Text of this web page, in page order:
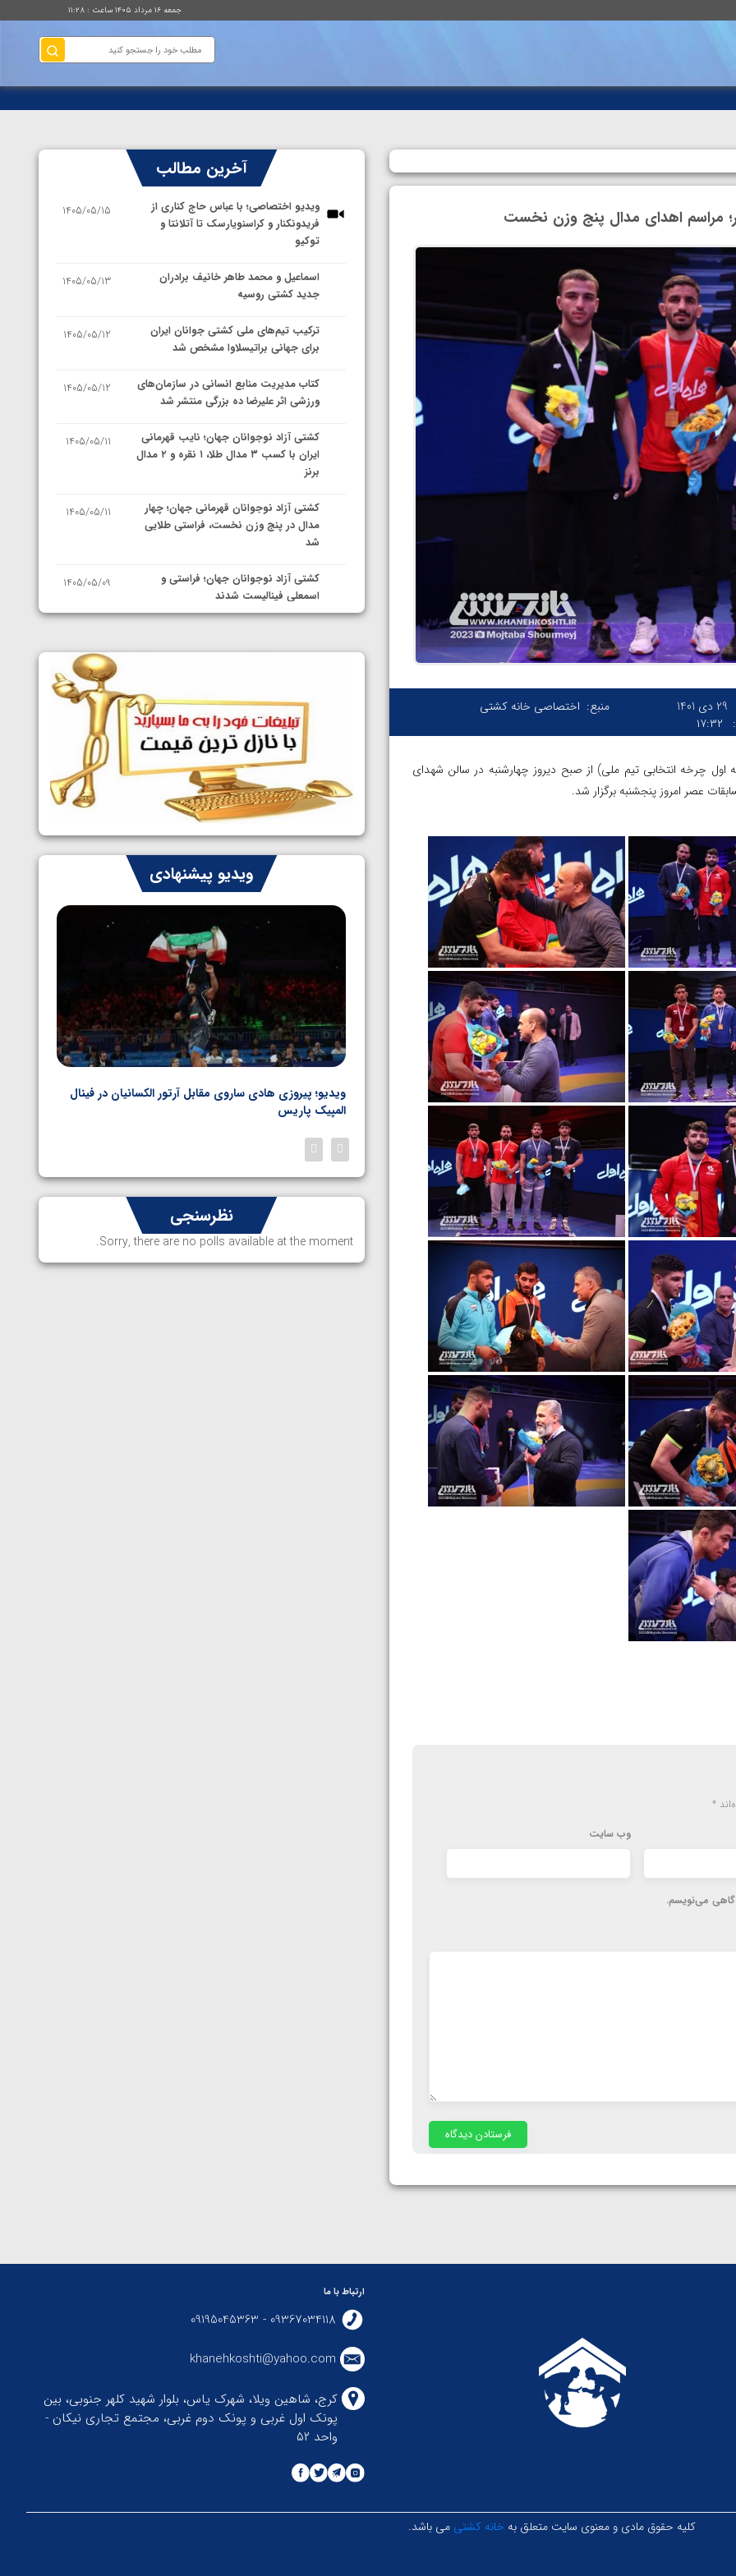
جمعه ۱۶ مرداد ۱۴۰۵ ساعت : ۱۱:۲۸
مراسم اهدای مدال پنج وزن نخست
29 دی 1401
۱۷:۳۲
منبع: اختصاصی خانه کشتی
اول چرخه انتخابی تیم ملی) از صبح دیروز چهارشنبه در سالن شهدای
عصر امروز پنجشنبه برگزار شد.
*
وب‌ سایت
می‌نویسم.
آخرین مطالب
ویدیو اختصاصی؛ با عباس حاج کناری از
فریدونکنار و کراسنویارسک تا آتلانتا و
توکیو
1405/05/15
اسماعیل و محمد طاهر خانیف برادران
جدید کشتی روسیه
1405/05/13
ترکیب تیم‌های ملی کشتی جوانان ایران
برای جهانی براتیسلاوا مشخص شد
1405/05/12
کتاب مدیریت منابع انسانی در سازمان‌های
ورزشی اثر علیرضا ده بزرگی منتشر شد
1405/05/12
کشتی آزاد نوجوانان جهان؛ نایب قهرمانی
ایران با کسب ۳ مدال طلا، ۱ نقره و ۲ مدال
برنز
1405/05/11
کشتی آزاد نوجوانان قهرمانی جهان؛ چهار
مدال در پنج وزن نخست، فراستی طلایی
شد
1405/05/11
کشتی آزاد نوجوانان جهان؛ فراستی و
اسمعلی فینالیست شدند
1405/05/09
نمایندگان ایران مشخص شدند
سوم برای ایران
1405/05/07
ایران چشم به راه چهار مدال در پنج وزن
دوم کشتی فرنگی نوجوانان جهان
1405/05/06
ویدیو پیشنهادی
از
ویدیو؛ صعود حسن یزدانی به فینال المپیک با برتری مقابل
ناظم امینه
ویدیو؛ پیروزی هادی ساروی مقابل آرتور الکسانیان در فینال
المپیک پاریس
نظرسنجی
Sorry, there are no polls available at the moment.
ارتباط با ما
09367034118 - 09195045363
khanehkoshti@yahoo.com
کرج، شاهین ویلا، شهرک یاس، بلوار شهید کلهر جنوبی، بین
پونک اول غربی و پونک دوم غربی، مجتمع تجاری نیکان -
واحد ۵۲
کلیه حقوق مادی و معنوی سایت متعلق به خانه کشتی می باشد.